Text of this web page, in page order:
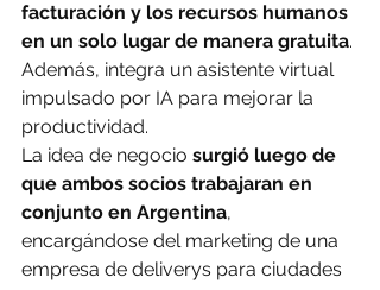
facturación y los recursos humanos
en un solo lugar de manera gratuita.
Además, integra un asistente virtual
impulsado por IA para mejorar la
productividad.
La idea de negocio surgió luego de
que ambos socios trabajaran en
conjunto en Argentina,
encargándose del marketing de una
empresa de deliverys para ciudades